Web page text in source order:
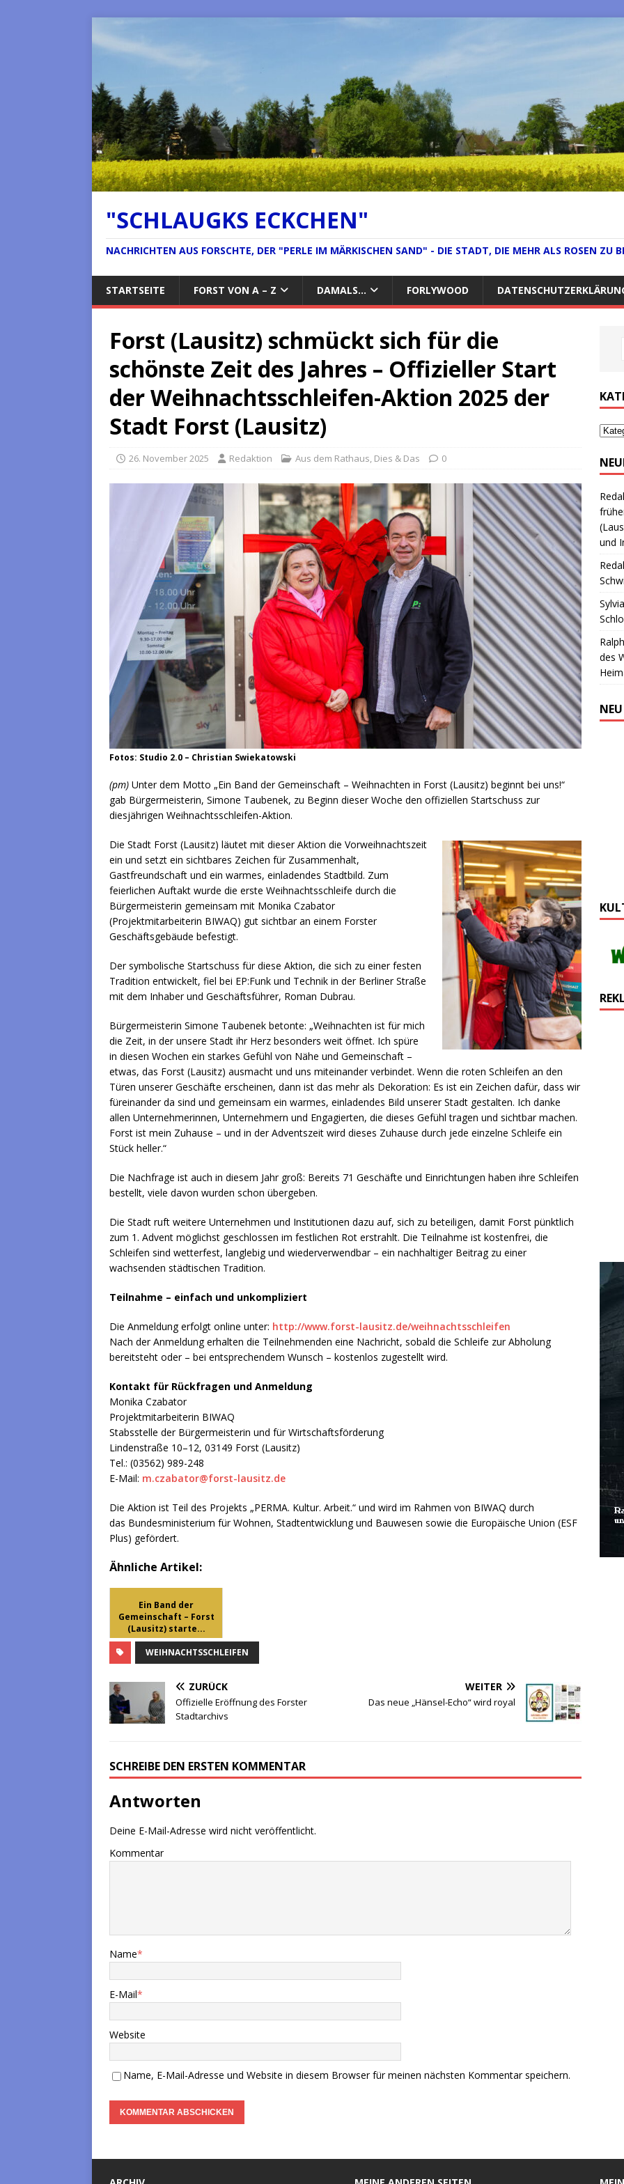
"SCHLAUGKS ECKCHEN"
NACHRICHTEN AUS FORSCHTE, DER "PERLE IM MÄRKISCHEN SAND" - DIE STADT, DIE MEHR ALS ROSEN ZU
STARTSEITE FORST VON A – Z DAMALS… FORLYWOOD
Forst (Lausitz) schmückt sich für die
schönste Zeit des Jahres – Offizieller Start
der Weihnachtsschleifen-Aktion 2025 der
Stadt Forst (Lausitz)
26. November 2025 Redaktion Aus dem Rathaus, Dies & Das 0
Fotos: Studio 2.0 – Christian Swiekatowski
(pm) Unter dem Motto „Ein Band der Gemeinschaft – Weihnachten in Forst (Lausitz) beginnt bei uns!“
gab Bürgermeisterin, Simone Taubenek, zu Beginn dieser Woche den offiziellen Startschuss zur
diesjährigen Weihnachtsschleifen-Aktion.
Die Stadt Forst (Lausitz) läutet mit dieser Aktion die Vorweihnachtszeit
ein und setzt ein sichtbares Zeichen für Zusammenhalt,
Gastfreundschaft und ein warmes, einladendes Stadtbild. Zum
feierlichen Auftakt wurde die erste Weihnachtsschleife durch die
Bürgermeisterin gemeinsam mit Monika Czabator
(Projektmitarbeiterin BIWAQ) gut sichtbar an einem Forster
Geschäftsgebäude befestigt.
Der symbolische Startschuss für diese Aktion, die sich zu einer festen
Tradition entwickelt, fiel bei EP:Funk und Technik in der Berliner Straße
mit dem Inhaber und Geschäftsführer, Roman Dubrau.
Bürgermeisterin Simone Taubenek betonte: „Weihnachten ist für mich
die Zeit, in der unsere Stadt ihr Herz besonders weit öffnet. Ich spüre
in diesen Wochen ein starkes Gefühl von Nähe und Gemeinschaft –
etwas, das Forst (Lausitz) ausmacht und uns miteinander verbindet. Wenn die roten Schleifen an den
Türen unserer Geschäfte erscheinen, dann ist das mehr als Dekoration: Es ist ein Zeichen dafür, dass wir
füreinander da sind und gemeinsam ein warmes, einladendes Bild unserer Stadt gestalten. Ich danke
allen Unternehmerinnen, Unternehmern und Engagierten, die dieses Gefühl tragen und sichtbar machen.
Forst ist mein Zuhause – und in der Adventszeit wird dieses Zuhause durch jede einzelne Schleife ein
Stück heller.“
Die Nachfrage ist auch in diesem Jahr groß: Bereits 71 Geschäfte und Einrichtungen haben ihre Schleifen
bestellt, viele davon wurden schon übergeben.
Die Stadt ruft weitere Unternehmen und Institutionen dazu auf, sich zu beteiligen, damit Forst pünktlich
zum 1. Advent möglichst geschlossen im festlichen Rot erstrahlt. Die Teilnahme ist kostenfrei, die
Schleifen sind wetterfest, langlebig und wiederverwendbar – ein nachhaltiger Beitrag zu einer
wachsenden städtischen Tradition.
Teilnahme – einfach und unkompliziert
Die Anmeldung erfolgt online unter: http://www.forst-lausitz.de/weihnachtsschleifen
Nach der Anmeldung erhalten die Teilnehmenden eine Nachricht, sobald die Schleife zur Abholung
bereitsteht oder – bei entsprechendem Wunsch – kostenlos zugestellt wird.
Kontakt für Rückfragen und Anmeldung
Monika Czabator
Projektmitarbeiterin BIWAQ
Stabsstelle der Bürgermeisterin und für Wirtschaftsförderung
Lindenstraße 10–12, 03149 Forst (Lausitz)
Tel.: (03562) 989-248
E-Mail: m.czabator@forst-lausitz.de
Die Aktion ist Teil des Projekts „PERMA. Kultur. Arbeit.“ und wird im Rahmen von BIWAQ durch
das Bundesministerium für Wohnen, Stadtentwicklung und Bauwesen sowie die Europäische Union (ESF
Plus) gefördert.
Ähnliche Artikel:
Ein Band der
Gemeinschaft – Forst
(Lausitz) starte...
WEIHNACHTSSCHLEIFEN
ZURÜCK
Offizielle Eröffnung des Forster
Stadtarchivs
WEITER
Das neue „Hänsel-Echo“ wird royal
SCHREIBE DEN ERSTEN KOMMENTAR
Antworten
Deine E-Mail-Adresse wird nicht veröffentlicht.
Kommentar
Name*
E-Mail*
Website
Name, E-Mail-Adresse und Website in diesem Browser für meinen nächsten Kommentar speichern.
und
Sylvia
des